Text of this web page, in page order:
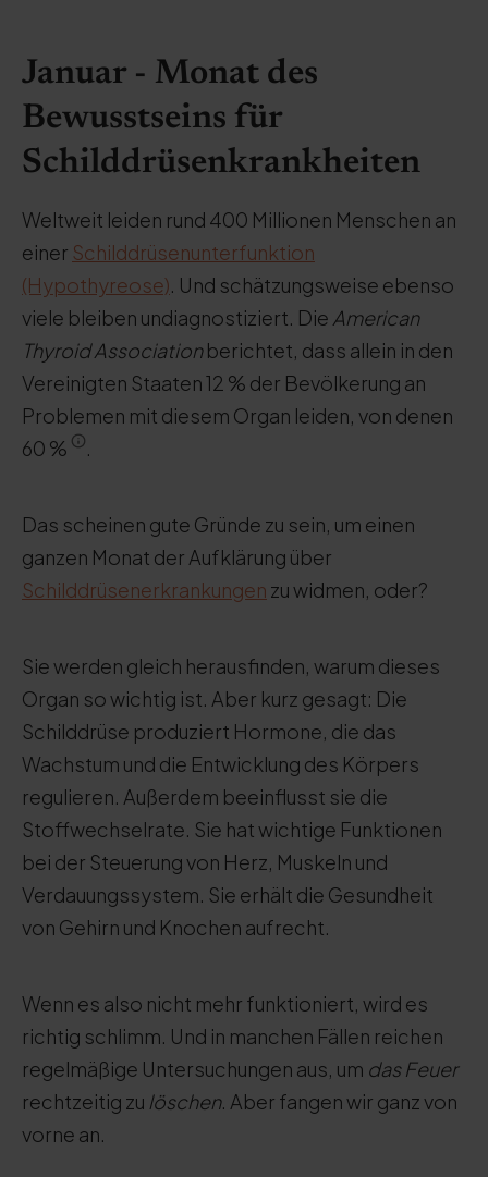
Januar - Monat des
Bewusstseins für
Schilddrüsenkrankheiten
Weltweit leiden rund 400 Millionen Menschen an
einer Schilddrüsenunterfunktion
(Hypothyreose). Und schätzungsweise ebenso
viele bleiben undiagnostiziert. Die American
Thyroid Associationberichtet, dass allein in den
Vereinigten Staaten 12 % der Bevölkerung an
Problemen mit diesem Organ leiden, von denen
60 %
.
Das scheinen gute Gründe zu sein, um einen
ganzen Monat der Aufklärung über
Schilddrüsenerkrankungen zu widmen, oder?
Sie werden gleich herausfinden, warum dieses
Organ so wichtig ist. Aber kurz gesagt: Die
Schilddrüse produziert Hormone, die das
Wachstum und die Entwicklung des Körpers
regulieren. Außerdem beeinflusst sie die
Stoffwechselrate. Sie hat wichtige Funktionen
bei der Steuerung von Herz, Muskeln und
Verdauungssystem. Sie erhält die Gesundheit
von Gehirn und Knochen aufrecht.
Wenn es also nicht mehr funktioniert, wird es
richtig schlimm. Und in manchen Fällen reichen
regelmäßige Untersuchungen aus, um das Feuer
rechtzeitig zu löschen. Aber fangen wir ganz von
vorne an.